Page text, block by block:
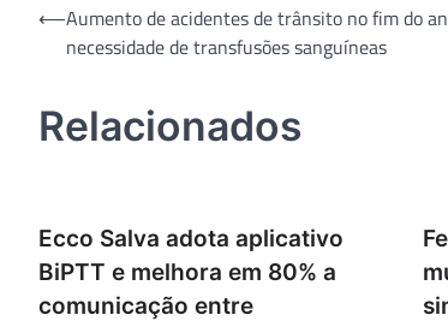
Navegação
⟵Aumento de acidentes de trânsito no fim do
necessidade de transfusões sanguíneas
Relacionados
Ecco Salva adota aplicativo
BiPTT e melhora em 80% a
comunicação entre